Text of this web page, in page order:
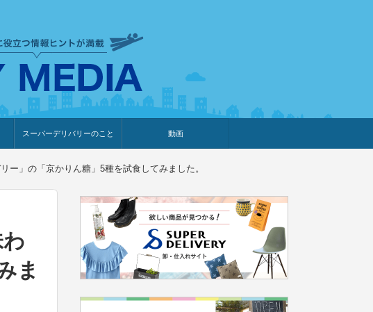
スーパーデリバリーのこと
SD export
お知らせ
イベント・プレゼント企画
セミナー・調査レポート
体験型イベント・動画告知
外部メディア掲載
新規出展メーカー
動画
ライブコマース
ー」の「京かりん糖」5種を試食してみました。
ま